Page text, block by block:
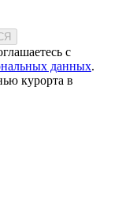
с
данных.
курорта в